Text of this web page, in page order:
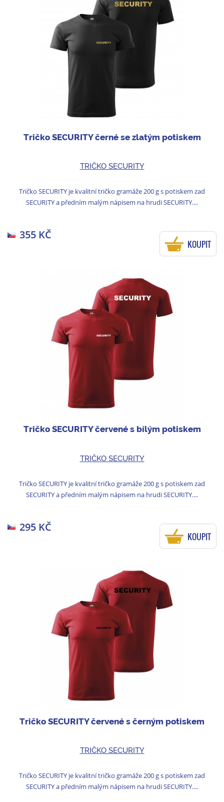
Tričko SECURITY černé se zlatým potiskem
TRIČKO SECURITY
Tričko SECURITY je kvalitní tričko gramáže 200 g s potiskem zad
SECURITY a předním malým nápisem na hrudi SECURITY....
355 KČ
KOUPIT
Tričko SECURITY červené s bílým potiskem
TRIČKO SECURITY
Tričko SECURITY je kvalitní tričko gramáže 200 g s potiskem zad
SECURITY a předním malým nápisem na hrudi SECURITY....
295 KČ
KOUPIT
Tričko SECURITY červené s černým potiskem
TRIČKO SECURITY
Tričko SECURITY je kvalitní tričko gramáže 200 g s potiskem zad
SECURITY a předním malým nápisem na hrudi SECURITY....